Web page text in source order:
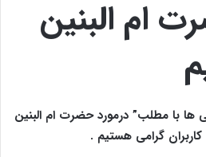
ام البنین
ها با مطلب” درمورد حضرت ام البنین
گرامی هستیم .